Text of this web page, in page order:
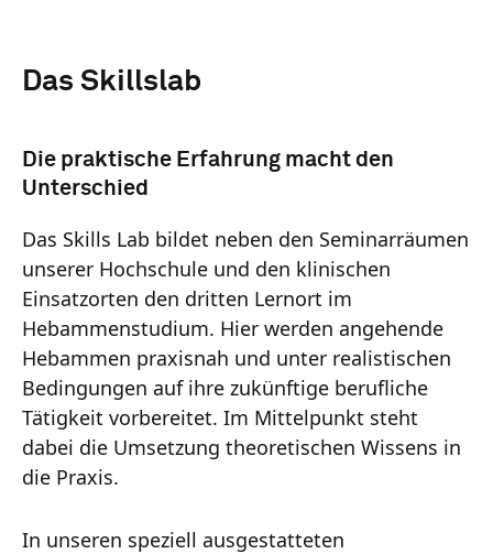
Das Skillslab
Die praktische Erfahrung macht den
Unterschied
Das Skills Lab bildet neben den Seminarräumen
unserer Hochschule und den klinischen
Einsatzorten den dritten Lernort im
Hebammenstudium. Hier werden angehende
Hebammen praxisnah und unter realistischen
Bedingungen auf ihre zukünftige berufliche
Tätigkeit vorbereitet. Im Mittelpunkt steht
dabei die Umsetzung theoretischen Wissens in
die Praxis.
In unseren speziell ausgestatteten